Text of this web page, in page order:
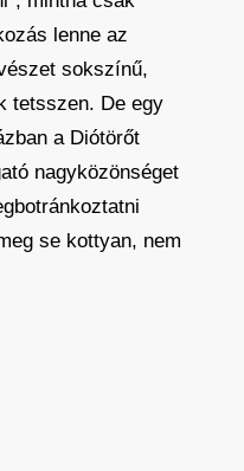
lenne az
sokszínű,
tetsszen. De egy
a Diótörőt
nagyközönséget
se kottyan, nem